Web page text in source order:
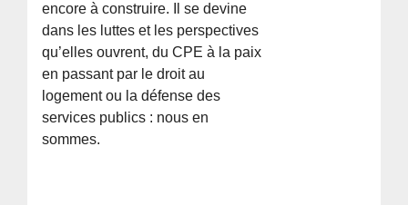
encore à construire. Il se devine
dans les luttes et les perspectives
qu’elles ouvrent, du CPE à la paix
en passant par le droit au
logement ou la défense des
services publics : nous en
sommes.